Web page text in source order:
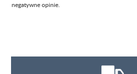
negatywne opinie.